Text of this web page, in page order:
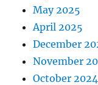
May 2025
April 2025
December
November
October 2024